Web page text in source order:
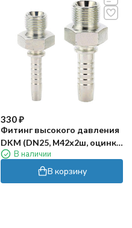
330₽
Фитинг высокого давления
DKM (DN25, М42х2ш, оцинк)
RobinВ наличии
В корзину